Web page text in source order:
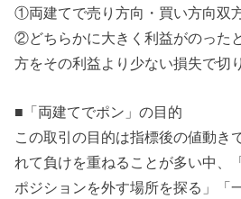
①両建てで売り方向・買い方向双
②どちらかに大きく利益がのった
方をその利益より少ない損失で切
■「両建てでポン」の目的
この取引の目的は指標後の値動き
れて負けを重ねることが多い中、
ポジションを外す場所を探る」「